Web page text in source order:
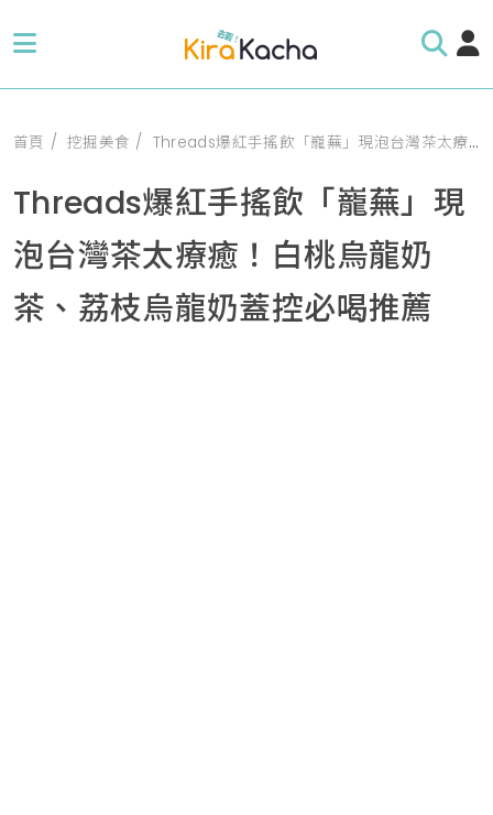
首頁 挖掘美食 Threads爆紅手搖飲「巃蕪」現泡台灣茶太療癒！白桃烏龍奶茶、荔枝烏龍奶蓋控必喝推薦
Threads爆紅手搖飲「巃蕪」現
泡台灣茶太療癒！白桃烏龍奶
茶、荔枝烏龍奶蓋控必喝推薦